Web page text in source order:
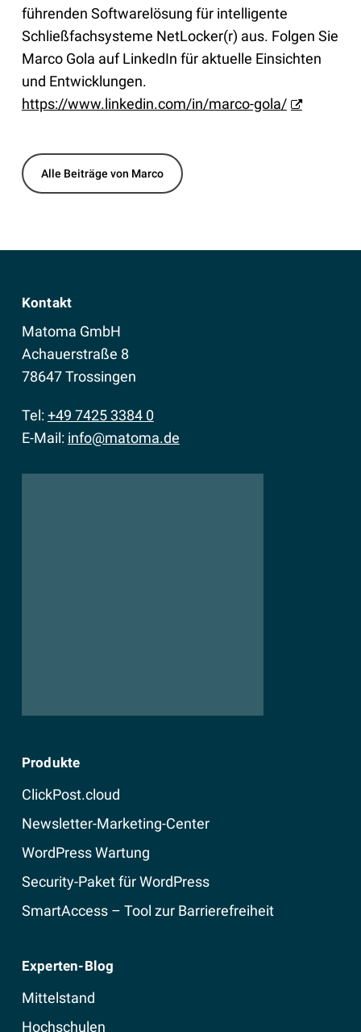
führenden Softwarelösung für intelligente
Schließfachsysteme NetLocker(r) aus. Folgen Sie
Marco Gola auf LinkedIn für aktuelle Einsichten
und Entwicklungen.
https://www.linkedin.com/in/marco-gola/
Alle Beiträge von Marco
Kontakt
Matoma GmbH
Achauerstraße 8
78647 Trossingen
Tel:+49 7425 3384 0
E-Mail: info@matoma.de
Produkte
ClickPost.cloud
Newsletter-Marketing-Center
WordPress Wartung
Security-Paket für WordPress
SmartAccess – Tool zur Barrierefreiheit
Experten-Blog
Mittelstand
Hochschulen